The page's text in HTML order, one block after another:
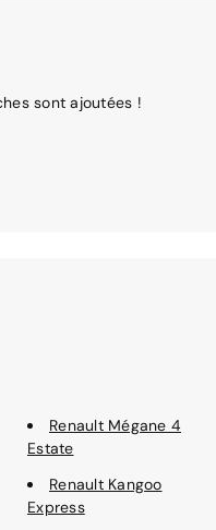
sont ajoutées !
Renault Mégane 4
Estate
Renault Kangoo
Express